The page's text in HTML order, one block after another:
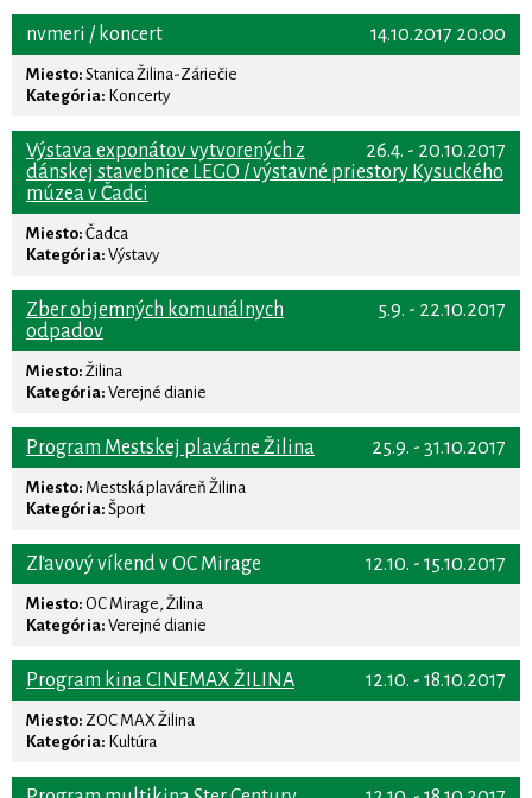
14.10.2017 20:00
nvmeri / koncert
Miesto: Stanica Žilina-Záriečie
Kategória: Koncerty
26.4. - 20.10.2017
Výstava exponátov vytvorených z
dánskej stavebnice LEGO / výstavné priestory Kysuckého
múzea v Čadci
Miesto: Čadca
Kategória: Výstavy
5.9. - 22.10.2017
Zber objemných komunálnych
odpadov
Miesto: Žilina
Kategória: Verejné dianie
25.9. - 31.10.2017
Program Mestskej plavárne Žilina
Miesto: Mestská plaváreň Žilina
Kategória: Šport
12.10. - 15.10.2017
Zľavový víkend v OC Mirage
Miesto: OC Mirage, Žilina
Kategória: Verejné dianie
12.10. - 18.10.2017
Program kina CINEMAX ŽILINA
Miesto: ZOC MAX Žilina
Kategória: Kultúra